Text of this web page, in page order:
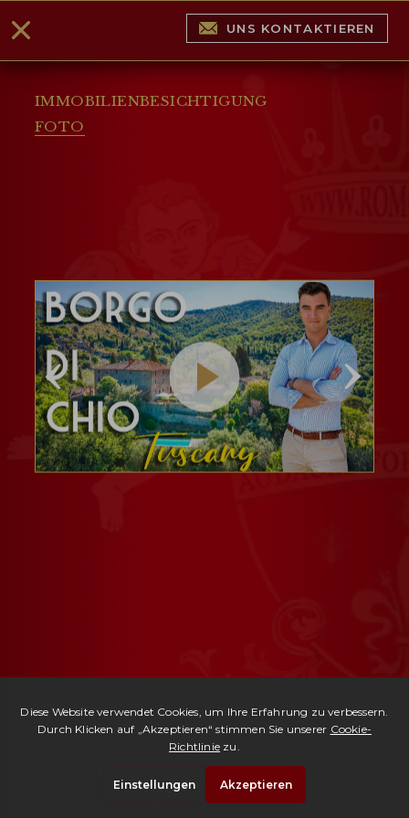
IMMOBILIENBESICHTIGUNG
FOTO
UNS KONTAKTIEREN
Borgo di Chio
| € 1,790,000